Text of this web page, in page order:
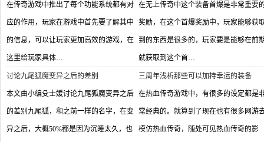
在传奇游戏中推出了每个功能系统都有对
应的作用，玩家在游戏中首先要了解其中
的信息，可以让玩家更加高效的游戏，在
这里给玩家具体…
在无上传奇中这个装备首爆是非常重要
奖励，在这个首爆奖励中，玩家能够获
到的东西是很多的，玩家要是能够在前
就获取到这个首…
讨论九尾狐魔变异之后的差别
本文由小编殳士媛讨论九尾狐魔变异之后
的差别九尾狐，和之前一样的名字，在变
异之后，大概50%都是因为沉睡太久，也
三周年浅析那些可以加持幸运的装备
在热血传奇游戏中，有很多的设定都是
常经典的。就算到了现在也有很多网游
模仿热血传奇，随处可见热血传奇的影